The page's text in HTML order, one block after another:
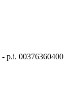
- p.i. 00376360400